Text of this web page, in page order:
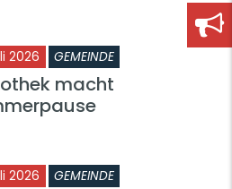
2026 GEMEINDE
macht
2026 GEMEINDE